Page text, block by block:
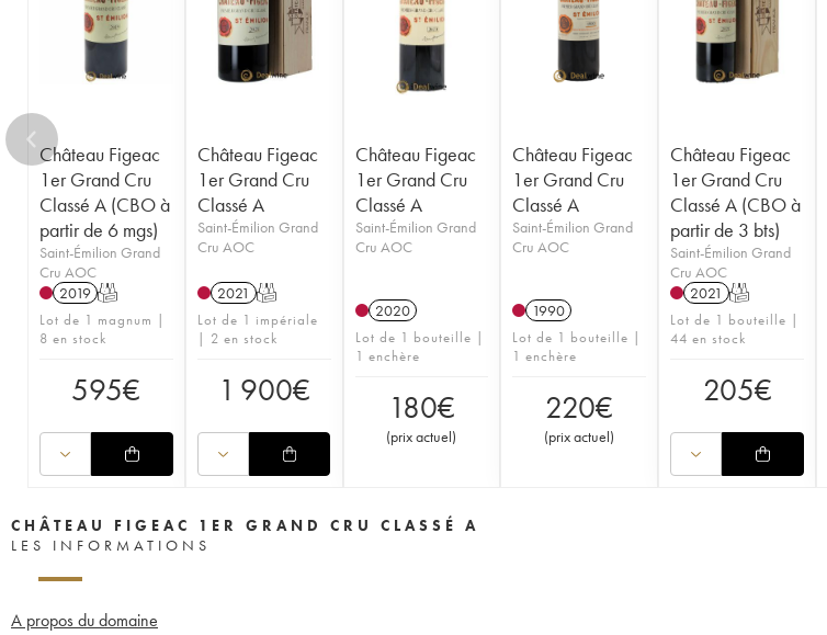
Château Figeac
1er Grand Cru
Classé A (CBO à
partir de 6 mgs)
Saint-Émilion Grand
Cru AOC
2019 T
Lot de 1 magnum |
8 en stock
595€
Château Figeac
1er Grand Cru
Classé A
Saint-Émilion Grand
Cru AOC
2021 T
Lot de 1 impériale
| 2 en stock
1 900€
Château Figeac
1er Grand Cru
Classé A
Saint-Émilion Grand
Cru AOC
2020
Lot de 1 bouteille |
1 enchère
180€
(prix actuel)
Château Figeac
1er Grand Cru
Classé A
Saint-Émilion Grand
Cru AOC
1990
Lot de 1 bouteille |
1 enchère
220€
(prix actuel)
Château Figeac
1er Grand Cru
Classé A (CBO à
partir de 3 bts)
Saint-Émilion Grand
Cru AOC
2021 T
Lot de 1 bouteille |
44 en stock
205€
CHÂTEAU FIGEAC 1ER GRAND CRU CLASSÉ A
LES INFORMATIONS
A propos du domaine